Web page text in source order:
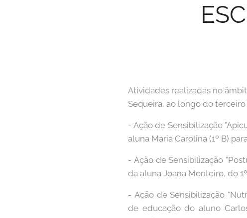
Atividades realizadas no
Sequeira, ao longo do
- Ação de Sensibilização
aluna Maria Carolina (1º B)
- Ação de Sensibilização
da aluna Joana Monteiro, do
- Ação de Sensibilização
de educação do aluno